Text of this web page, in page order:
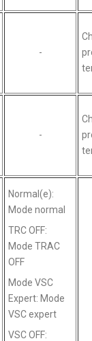
-
-
Normal(e):
Mode normal
TRC OFF:
Mode TRAC
OFF
Mode VSC
Expert: Mode
VSC expert
VSC OFF: